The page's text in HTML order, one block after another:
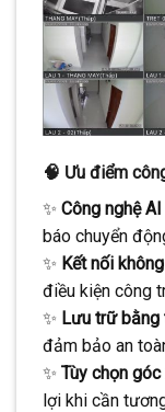
🧠 Ưu điểm
✨ Công nghệ
báo chuyển
✨ Kết nối
điều kiện công
✨ Lưu trữ bằng
đảm bảo an
✨ Tùy chọn
lợi khi cần